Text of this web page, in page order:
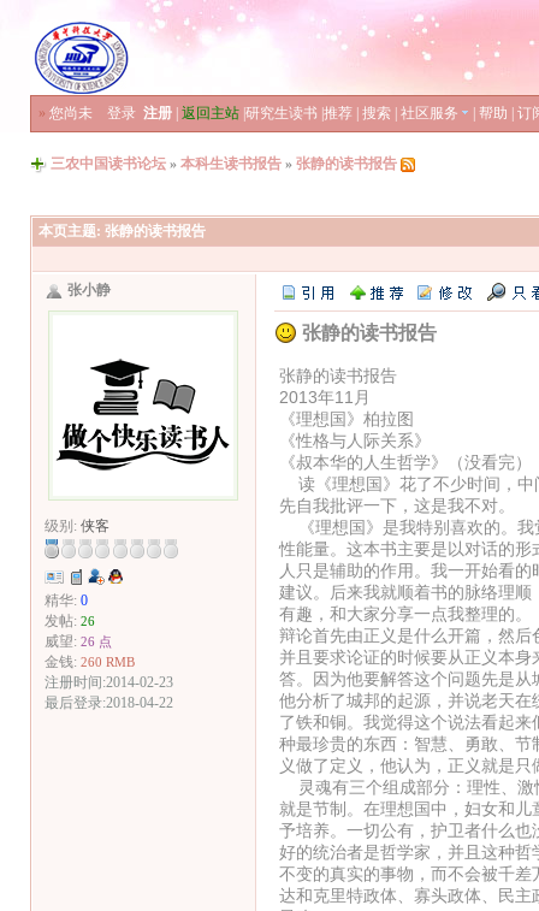
» 您尚未 登录 注册 返回主站 研究生读书 推荐 搜索 社区服务 帮助 订
三农中国读书论坛 » 本科生读书报告 » 张静的读书报告
本页主题: 张静的读书报告
张小静
级别: 侠客
精华: 0
发帖: 26
威望: 26 点
金钱: 260 RMB
注册时间:2014-02-23
最后登录:2018-04-22
张静的读书报告
张静的读书报告
2013年11月
《理想国》柏拉图
《性格与人际关系》
《叔本华的人生哲学》（没看完）
读《理想国》花了不少时间，中
先自我批评一下，这是我不对。
《理想国》是我特别喜欢的。我
性能量。这本书主要是以对话的
人只是辅助的作用。我一开始看
建议。后来我就顺着书的脉络理
有趣，和大家分享一点我整理的。
辩论首先由正义是什么开篇，然
并且要求论证的时候要从正义本
答。因为他要解答这个问题先是
他分析了城邦的起源，并说老天
了铁和铜。我觉得这个说法看起
种最珍贵的东西：智慧、勇敢、
义做了定义，他认为，正义就是
灵魂有三个组成部分：理性、激
就是节制。在理想国中，妇女和
予培养。一切公有，护卫者什么
好的统治者是哲学家，并且这种
不变的真实的事物，而不会被千
达和克里特政体、寡头政体、民